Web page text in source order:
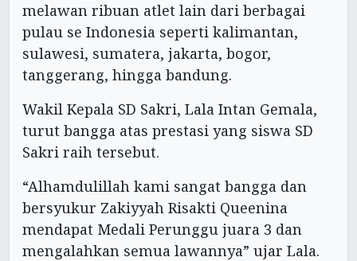
melawan ribuan atlet lain dari berbagai
pulau se Indonesia seperti kalimantan,
sulawesi, sumatera, jakarta, bogor,
tanggerang, hingga bandung.
Wakil Kepala SD Sakri, Lala Intan Gemala,
turut bangga atas prestasi yang siswa SD
Sakri raih tersebut.
“Alhamdulillah kami sangat bangga dan
bersyukur Zakiyyah Risakti Queenina
mendapat Medali Perunggu juara 3 dan
mengalahkan semua lawannya” ujar Lala.